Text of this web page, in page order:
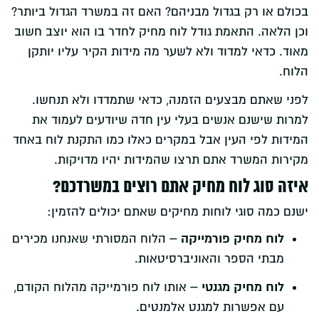
בכולם או רק בגדול מבניהם? האם זה במשרד הגדול ביותר?
וכן הלאה. התאמת גודל לוח מחיק לחדר בו הוא יוצב חשוב
מאוד. כדאי למדוד ולא לשער מה מידות הקיר עליו יותקן
הלוח.
לפני שאתם מבצעים הזמנה, כדאי שתמדדו ולא תנחשו.
למרות שישנם אנשים בעלי עין חדה שיודעים לעמוד את
המידות לפי העין אבל במקרים כאלו כמו התקנת לוח באחד
מקירות המשרד אתם תרצו שהמידות יהיו מדויקות.
איזה סוג לוח מחיק אתם רוצים במשרדכם?
ישנם כמה סוגי לוחות מחיקים שאתם יכולים להזמין:
לוח מחיק פורמייקה – הלוח המסורתי שאנחנו מכירים
מבתי הספר והאוניברסיטאות.
לוח מחיק מגנטי – אותו לוח פורמייקה מהלוח הקודם,
עם אפשרות למגנט אלמנטים.